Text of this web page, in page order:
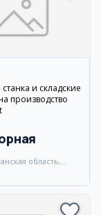
и складские
производство
область,